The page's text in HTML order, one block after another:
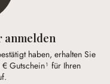
anmelden
haben, erhalten Sie
Gutschein¹ für Ihren